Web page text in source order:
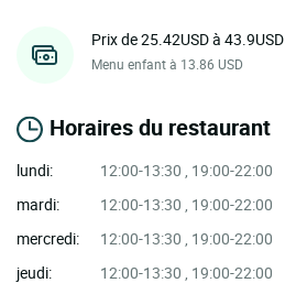
Prix de 25.42USD à 43.9USD
Menu enfant à 13.86 USD
Horaires du restaurant
lundi:
12:00-13:30 , 19:00-22:00
mardi:
12:00-13:30 , 19:00-22:00
mercredi:
12:00-13:30 , 19:00-22:00
jeudi:
12:00-13:30 , 19:00-22:00